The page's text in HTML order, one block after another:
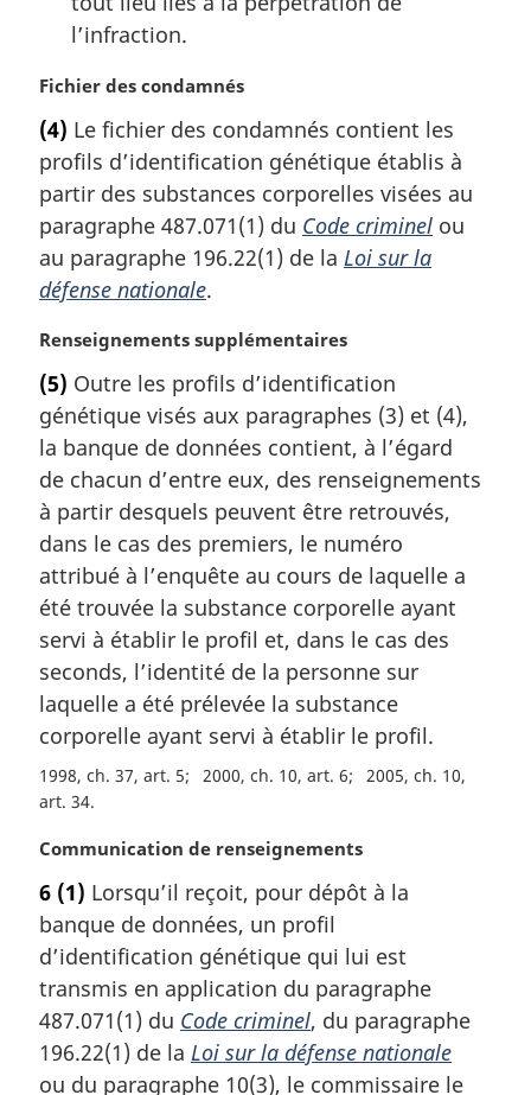
l’infraction.
N
t
e
m
r
g
i
a
l
e
:
Fichier des condamnés
(4) Le fichier des condamnés contient les
profils d’identification génétique établis à
partir des substances corporelles visées au
paragraphe 487.071(1) du Code criminel ou
au paragraphe 196.22(1) de la Loi sur la
défense nationale.
N
t
e
m
a
g
i
n
a
e
:
Renseignements supplémentaires
(5) Outre les profils d’identification
génétique visés aux paragraphes (3) et (4),
la banque de données contient, à l’égard
de chacun d’entre eux, des renseignements
à partir desquels peuvent être retrouvés,
dans le cas des premiers, le numéro
attribué à l’enquête au cours de laquelle a
été trouvée la substance corporelle ayant
servi à établir le profil et, dans le cas des
seconds, l’identité de la personne sur
laquelle a été prélevée la substance
corporelle ayant servi à établir le profil.
1998, ch. 37, art. 5 2000, ch. 10, art. 6
2005, ch. 10,
art. 34
N
t
e
m
a
g
i
n
Communication de renseignements
6 (1) Lorsqu’il reçoit, pour dépôt à la
banque de données, un profil
d’identification génétique qui lui est
transmis en application du paragraphe
487.071(1) du Code criminel, du paragraphe
196.22(1) de la Loi sur la défense nationale
ou du paragraphe 10(3), le commissaire le